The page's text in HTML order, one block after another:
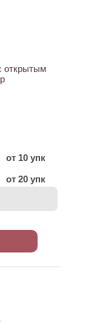
открытым
от 10 упк
от 20 упк